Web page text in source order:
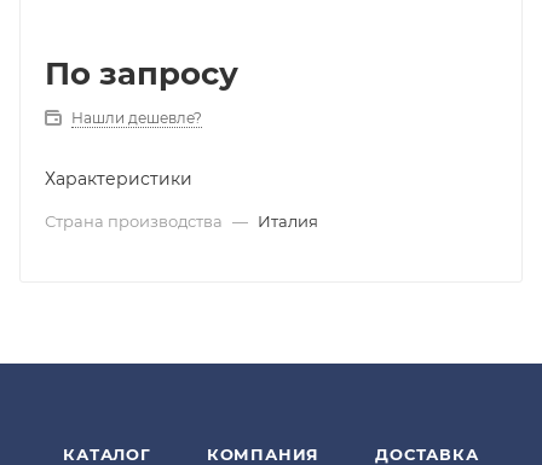
По запросу
Нашли дешевле?
Характеристики
Страна производства — Италия
КАТАЛОГ КОМПАНИЯ ДОСТАВКА